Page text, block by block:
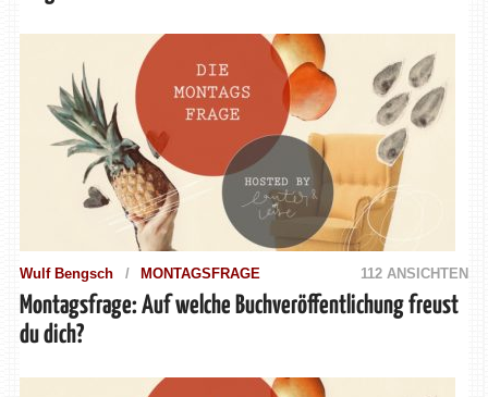
Wulf Bengsch MONTAGSFRAGE 112 ANSICHTEN
Montagsfrage: Auf welche Buchveröffentlichung freust
du dich?